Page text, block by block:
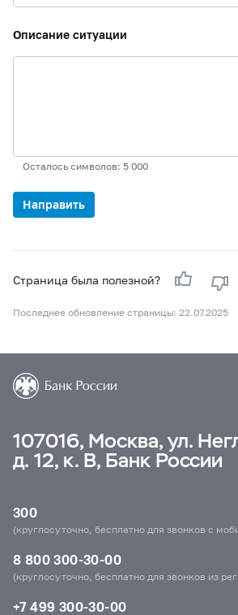
Описание ситуации
Осталось символов: 5 000
Страница была полезной?
Последнее обновление страницы: 22.07.2025
107016, Москва, ул.
д. 12, к. В, Банк России
300
(круглосуточно, бесплатно для звонков с
8 800 300-30-00
(круглосуточно, бесплатно для звонков из
+7 499 300-30-00